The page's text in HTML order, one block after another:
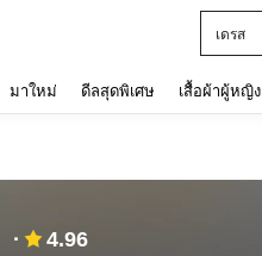
เดรส
มาใหม่ ดีลสุดพิเศษ เสื้อผ้าผู้หญิง
4.96